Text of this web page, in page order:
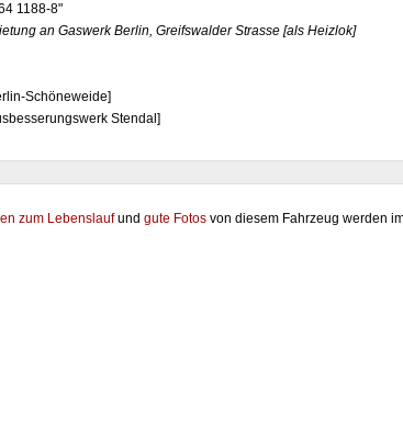
1188-8"
an Gaswerk Berlin, Greifswalder Strasse [als Heizlok]
Schöneweide]
Stendal]
zum Lebenslaufund gute Fotos von diesem Fahrzeug werden